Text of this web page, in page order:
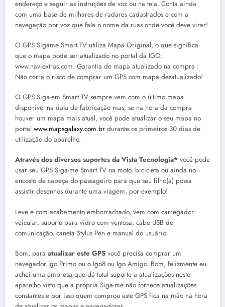
endereço e seguir as instruções de voz ou na tela. Conta ainda
com uma base de milhares de radares cadastrados e com a
navegação por voz que fala o nome da ruas onde você deve virar!
O GPS Sigame Smart TV utiliza Mapa Original, o que significa
que o mapa pode ser atualizado no portal da IGO:
www.naviextras.com. Garantia de mapa atualizado na compra :
Não corra o risco de comprar um GPS com mapa desatualizado!
O GPS Siga-em Smart TV sempre vem com o último mapa
disponível na data de fabricação mas, se na hora da compra
houver um mapa mais atual, você pode atualizar o seu mapa no
portal www.mapsgalaxy.com.br durante os primeiros 30 dias de
utilização do aparelho.
Através dos diversos suportes da Vista Tecnologia* você pode
usar seu GPS Siga-me Smart TV na moto, bicicleta ou ainda no
encosto de cabeça do passageiro para que seu filho(a) possa
assistir desenhos durante uma viagem, por exemplo!
Leve e com acabamento emborrachado, vem com carregador
veicular, suporte para vidro com ventosa, cabo USB de
comunicação, caneta Stylus Pen e manual do usuário.
Bom, para atualizar este GPS você precisa comprar um
navegador Igo Primo ou o Igo8 ou Igo Amigo. Bom, felizmente eu
achei uma empresa que dá total suporte a atualizações neste
aparelho visto que a própria Siga-me não fornece atualizações
constantes e por isso quem comprou este GPS fica na mão na hora